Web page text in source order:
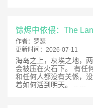
馀烬中依偎：The
作者： 罗瑟
更新时间： 2026-07-11
海岛之上，灰埃之地，
会被压在火石下。 有任
和任何人都没有关係，
着如何活到明天。 .. ...